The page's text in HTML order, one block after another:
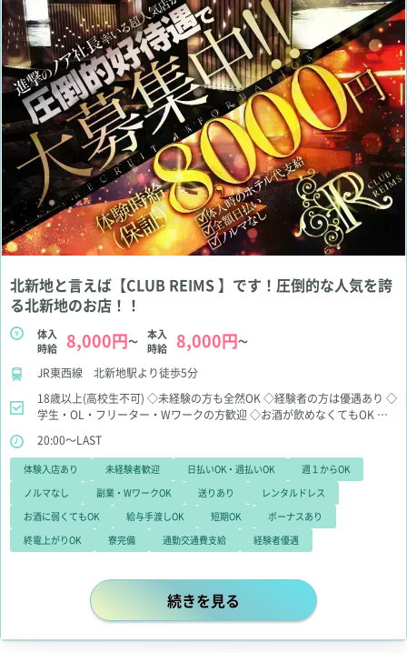
北新地と言えば【CLUB REIMS 】です！圧倒的な人気を誇
る北新地のお店！！
体入
時給
8,000円～
本入
時給
8,000円～
JR東西線 北新地駅より徒歩5分
18歳以上(高校生不可) ◇未経験の方も全然OK ◇経験者の方は優遇あり ◇
学生・OL・フリーター・Wワークの方歓迎 ◇お酒が飲めなくてもOK ◇
テル代支給
20:00～LAST
体験入店あり 未経験者歓迎 日払いOK・週払いOK
週１からOK
ノルマなし
副業・WワークOK 送りあり
レンタルドレス
お酒に弱くてもOK
給与手渡しOK 短期OK
ボーナスあり
終電上がりOK
寮完備 通勤交通費支給 経験者優遇
北新地と言えば【CLUB REIMS 】
続きを見る